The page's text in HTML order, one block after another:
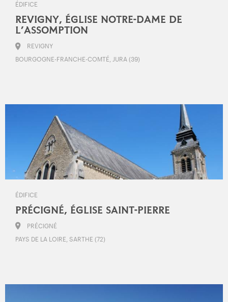
ÉDIFICE
REVIGNY, ÉGLISE NOTRE-DAME DE
L’ASSOMPTION
REVIGNY
BOURGOGNE-FRANCHE-COMTÉ, JURA (39)
ÉDIFICE
PRÉCIGNÉ, ÉGLISE SAINT-PIERRE
PRÉCIGNÉ
PAYS DE LA LOIRE, SARTHE (72)